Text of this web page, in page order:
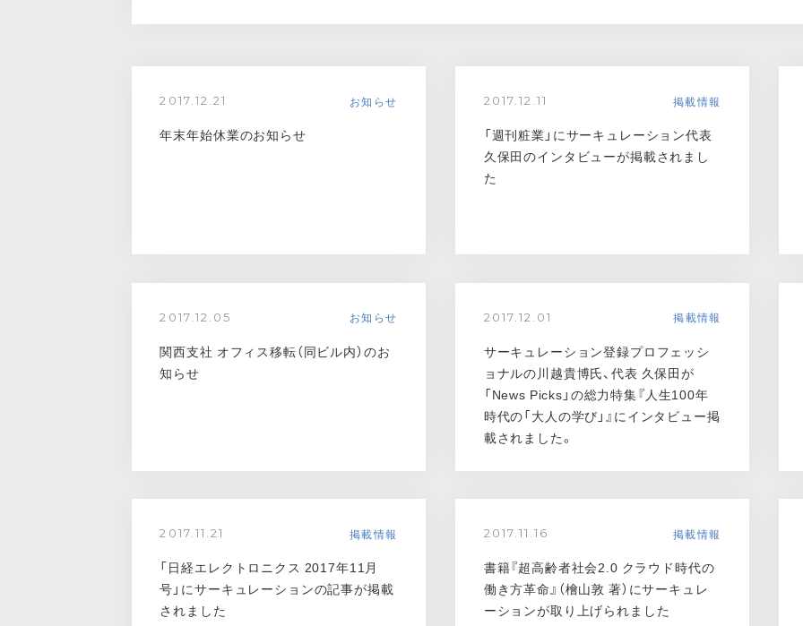
2017.12.21 お知らせ
年末年始休業のお知らせ
2017.12.11 掲載情報
「週刊粧業」にサーキュレーション代表
久保田のインタビューが掲載されまし
た
2017.12.05 お知らせ
関西支社 オフィス移転（同ビル内）のお
知らせ
2017.12.01 掲載情報
サーキュレーション登録プロフェッシ
ョナルの川越貴博氏、代表 久保田が
「News Picks」の総力特集『人生100年
時代の「大人の学び」』にインタビュー掲
載されました。
2017.11.21 掲載情報
「日経エレクトロニクス 2017年11月
号」にサーキュレーションの記事が掲載
されました
2017.11.16 掲載情報
書籍『超高齢者社会2.0 クラウド時代の
働き方革命』（檜山敦 著）にサーキュレ
ーションが取り上げられました